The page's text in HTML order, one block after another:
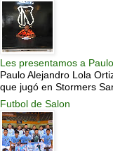
Les presentamos a
Paulo Alejandro Lola
que jugó en Stormers
Futbol de Salon